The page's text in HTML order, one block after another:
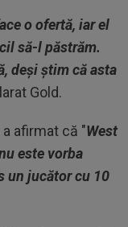
o ofertă, iar el
să-l păstrăm.
deşi ştim că asta
Gold.
afirmat că "West
este vorba
un jucător cu 10